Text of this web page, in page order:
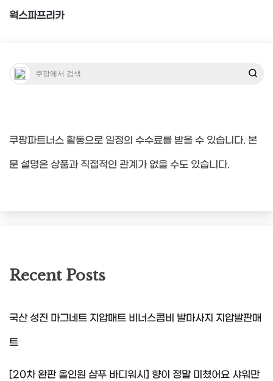
색
웍스파프리카
쿠팡파트너스 활동으로 일정의 수수료를 받을 수 있습니다. 본
문 설명은 상품과 직접적인 관계가 없을 수도 있습니다.
Recent Posts
국산 성진 마그네트 지압매트 비너스콤비 발마사지 지압발판매
트
[20차 완판 올인원 샴푸 바디워시] 향이 정말 미쳤어요 샤워만